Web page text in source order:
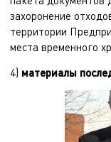
захоронение
территории
места временного
4) материалы